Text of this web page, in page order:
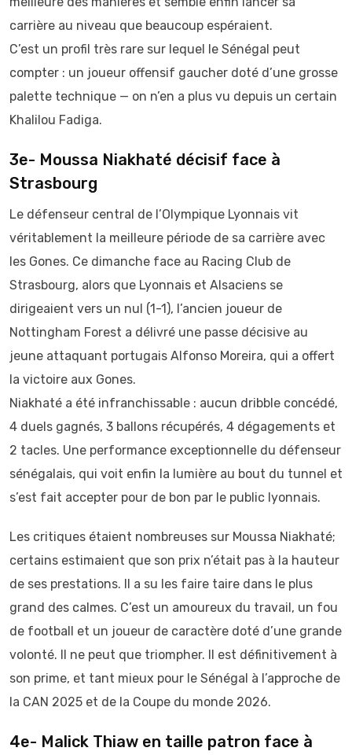
carrière au niveau que beaucoup espéraient.
C’est un profil très rare sur lequel le Sénégal peut
compter : un joueur offensif gaucher doté d’une grosse
palette technique — on n’en a plus vu depuis un certain
Khalilou Fadiga.
3e- Moussa Niakhaté décisif face à
Strasbourg
Le défenseur central de l’Olympique Lyonnais vit
véritablement la meilleure période de sa carrière avec
les Gones. Ce dimanche face au Racing Club de
Strasbourg, alors que Lyonnais et Alsaciens se
dirigeaient vers un nul (1-1), l’ancien joueur de
Nottingham Forest a délivré une passe décisive au
jeune attaquant portugais Alfonso Moreira, qui a offert
la victoire aux Gones.
Niakhaté a été infranchissable : aucun dribble concédé,
4 duels gagnés, 3 ballons récupérés, 4 dégagements et
2 tacles. Une performance exceptionnelle du défenseur
sénégalais, qui voit enfin la lumière au bout du tunnel et
s’est fait accepter pour de bon par le public lyonnais.
Les critiques étaient nombreuses sur Moussa Niakhaté;
certains estimaient que son prix n’était pas à la hauteur
de ses prestations. Il a su les faire taire dans le plus
grand des calmes. C’est un amoureux du travail, un fou
de football et un joueur de caractère doté d’une grande
volonté. Il ne peut que triompher. Il est définitivement à
son prime, et tant mieux pour le Sénégal à l’approche de
la CAN 2025 et de la Coupe du monde 2026.
4e- Malick Thiaw en taille patron face à